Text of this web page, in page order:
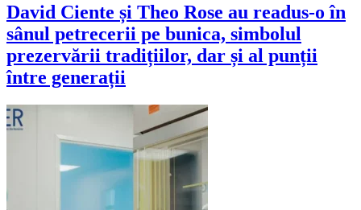
David Ciente și Theo Rose au readus-o în
sânul petrecerii pe bunica, simbolul
prezervării tradițiilor, dar și al punții
între generații